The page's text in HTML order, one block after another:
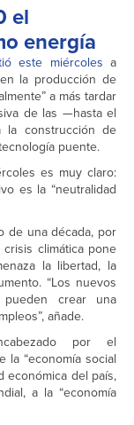
el
energía
este miércoles a
la producción de
a más tardar
de las —hasta el
construcción de
puente.
es muy claro:
es la “neutralidad
de una década, por
climática pone
la libertad, la
“Los nuevos
crear una
añade.
por el
la “economía social
económica del país,
a la “economía